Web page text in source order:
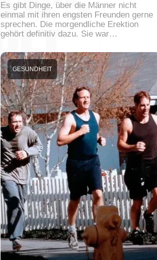
Es gibt Dinge, über die Männer nicht
einmal mit ihren engsten Freunden gerne
sprechen. Die morgendliche Erektion
gehört definitiv dazu. Sie war…
GESUNDHEIT